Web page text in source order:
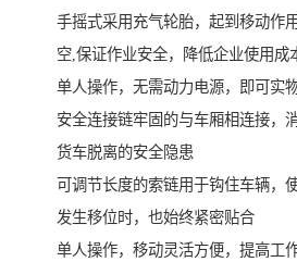
手摇式采用充气轮胎，起到移动作
空,保证作业安全，降低企业使用成
单人操作，无需动力电源，即可实
安全连接链牢固的与车厢相连接，
货车脱离的安全隐患
可调节长度的索链用于钩住车辆，
发生移位时，也始终紧密贴合
单人操作，移动灵活方便，提高工